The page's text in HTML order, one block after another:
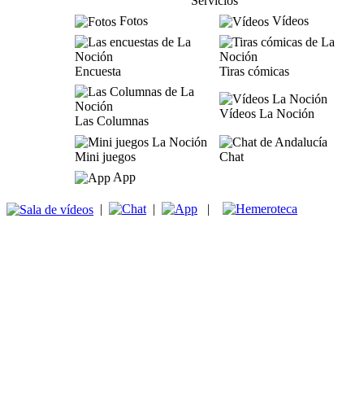
Fotos
Vídeos
Encuesta Tiras cómicas
Las Columnas
Vídeos La Noción
Mini juegos
Chat
App
| | |